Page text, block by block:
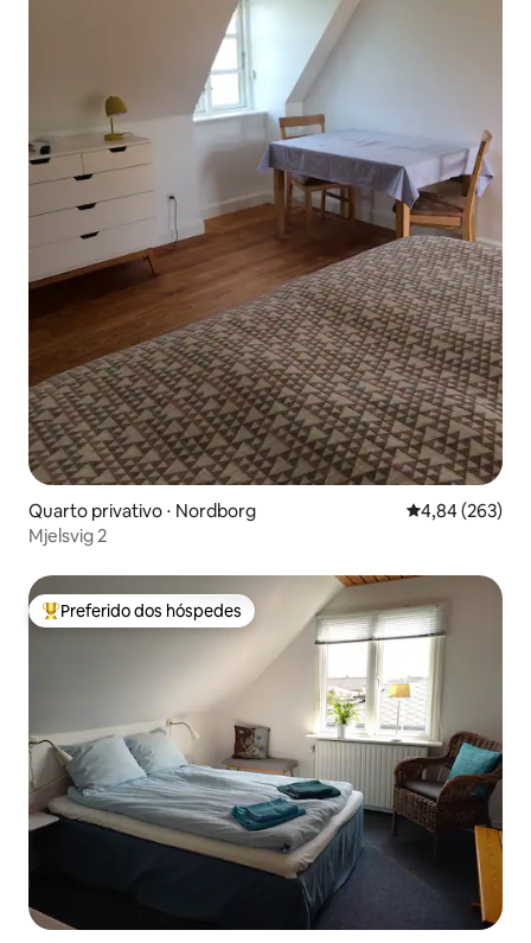
Quarto privativo ⋅ Nordborg 4,84 de uma
4,84 (263)
Mjelsvig 2
Entre os melhores preferidos dos hóspedes
Preferido dos hóspedes